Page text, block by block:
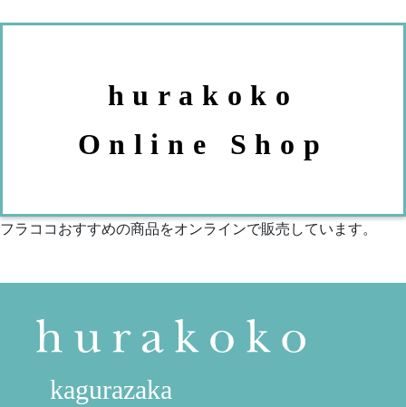
hurakoko
Online Shop
フラココおすすめの商品をオンラインで販売しています。
kagurazaka